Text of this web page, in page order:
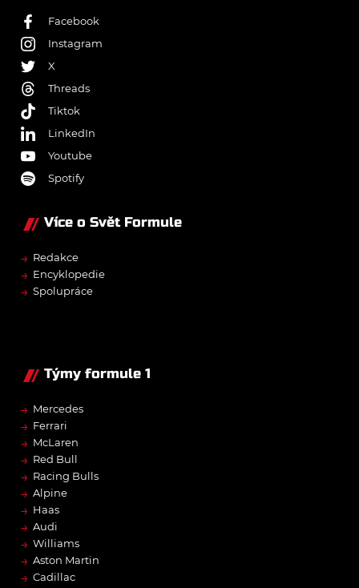
Facebook
Instagram
X
Threads
Tiktok
LinkedIn
Youtube
Spotify
Více o Svět Formule
→ Redakce
→ Encyklopedie
→ Spolupráce
Týmy formule 1
→ Mercedes
→ Ferrari
→ McLaren
→ Red Bull
→ Racing Bulls
→ Alpine
→ Haas
→ Audi
→ Williams
→ Aston Martin
→ Cadillac